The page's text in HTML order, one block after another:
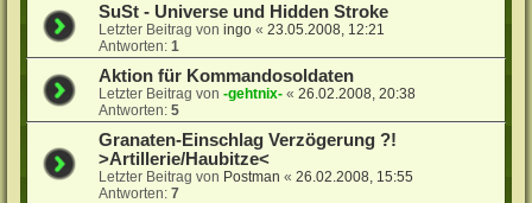
SuSt - Universe und Hidden Stroke
Letzter Beitrag voningo «23.05.2008, 12:21
Antworten:1
Aktion für Kommandosoldaten
Letzter Beitrag von-gehtnix- «26.02.2008, 20:38
Antworten:5
Granaten-Einschlag Verzögerung ?!
>Artillerie/Haubitze<
Letzter Beitrag von Postman «26.02.2008, 15:55
Antworten:7